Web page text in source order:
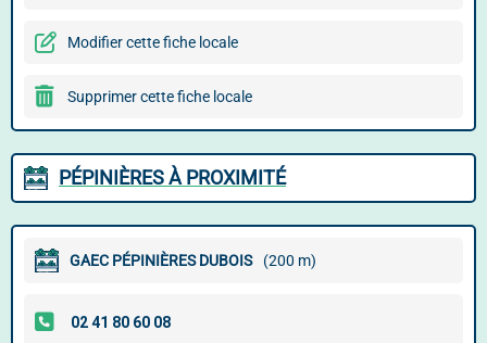
Modifier cette fiche locale
Supprimer cette fiche locale
PÉPINIÈRES À PROXIMITÉ
GAEC PÉPINIÈRES DUBOIS (200 m)